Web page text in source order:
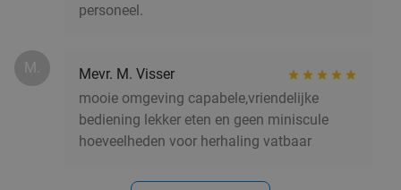
personeel.
M.
Mevr. M. Visser
mooie omgeving capabele,vriendelijke
bediening lekker eten en geen miniscule
hoeveelheden voor herhaling vatbaar